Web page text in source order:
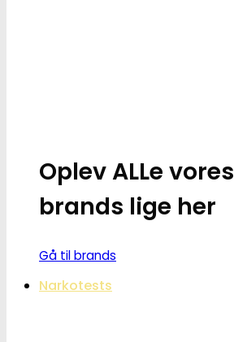
Oplev ALLe vores
brands lige her
Gå til brands
Narkotests